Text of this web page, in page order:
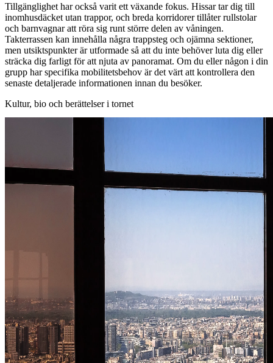
Tillgänglighet har också varit ett växande fokus. Hissar tar dig till
inomhusdäcket utan trappor, och breda korridorer tillåter rullstolar
och barnvagnar att röra sig runt större delen av våningen.
Takterrassen kan innehålla några trappsteg och ojämna sektioner,
men utsiktspunkter är utformade så att du inte behöver luta dig eller
sträcka dig farligt för att njuta av panoramat. Om du eller någon i din
grupp har specifika mobilitetsbehov är det värt att kontrollera den
senaste detaljerade informationen innan du besöker.
Kultur, bio och berättelser i tornet